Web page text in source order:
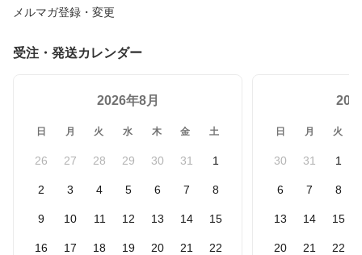
メルマガ登録・変更
受注・発送カレンダー
2026年8月
日 月 火 水 木 金 土
26 27 28 29 30 31 1
2 3 4 5 6 7 8
9 10 11 12 13 14 15
16 17 18 19 20 21 22
日 月 火
30 31 1
6 7 8
13 14 15
20 21 22